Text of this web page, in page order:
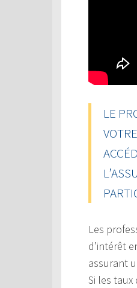
LE
Les
d’intérêt
assurant
Si les